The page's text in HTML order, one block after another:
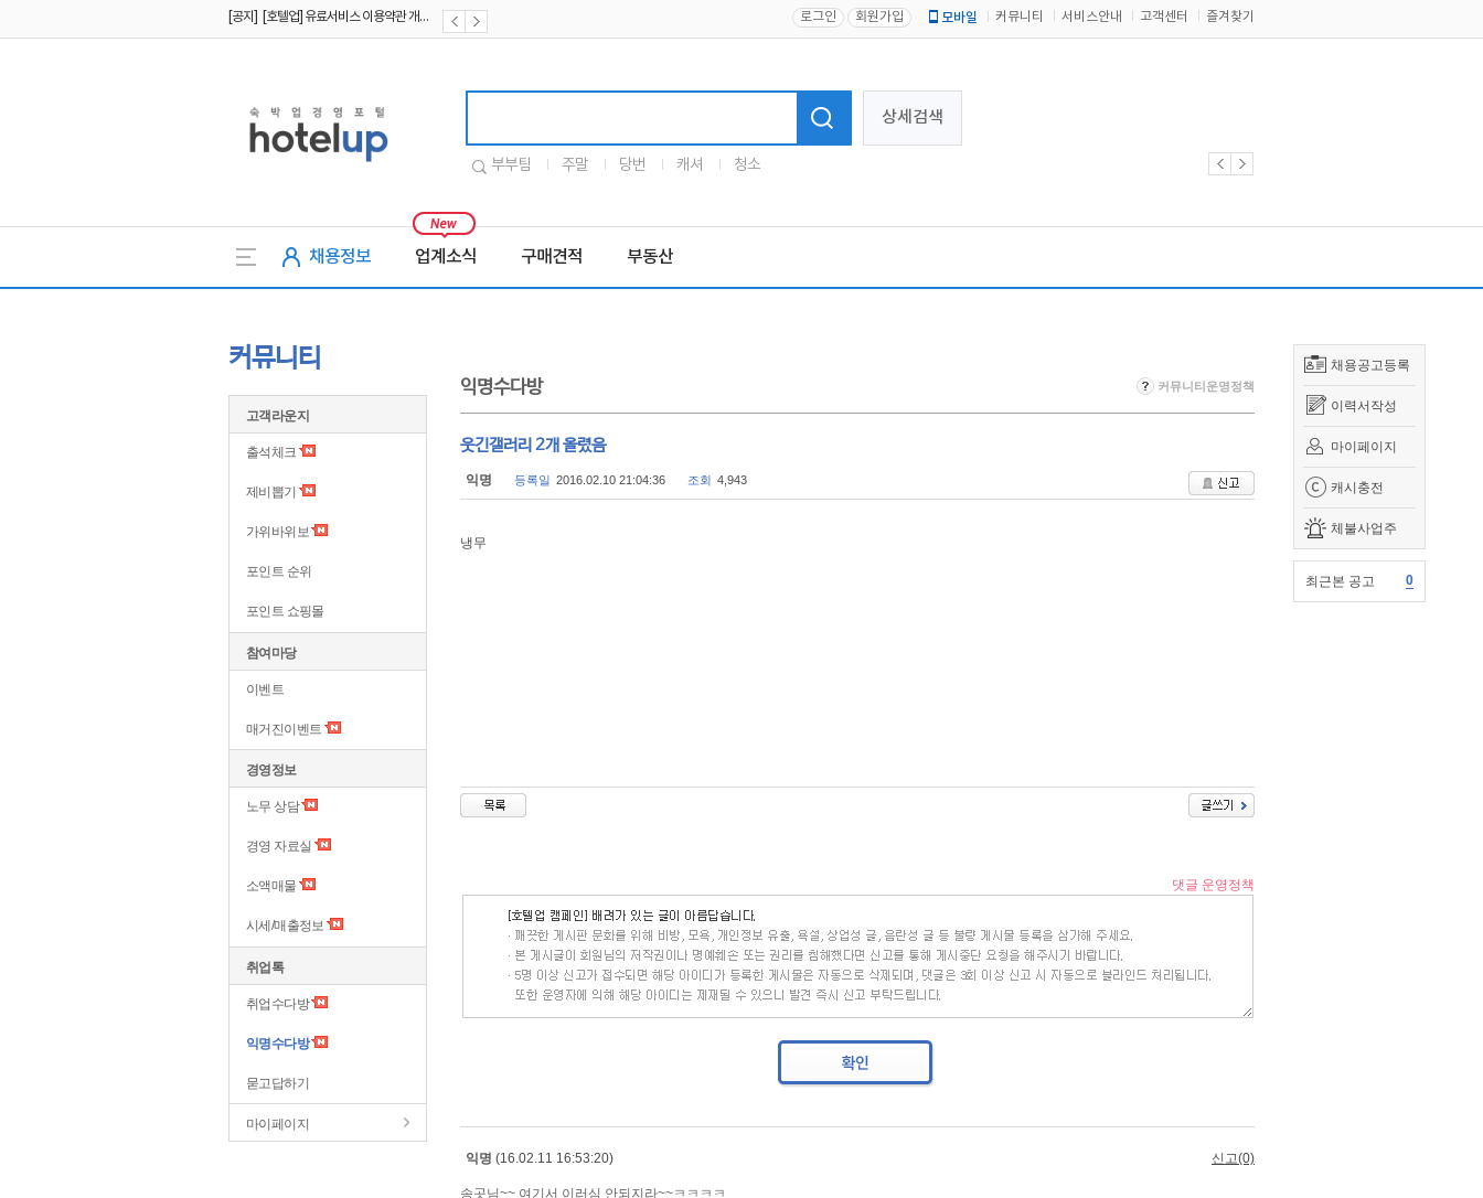
[공지] [호텔업] 개인정보 처리방침 개정본2 (19.09.02) 로그인 회원가입 모바일 커뮤니티 서비스안내 고객센터 즐겨찾기
상세검색
부부팀 주말 당번 캐셔 청소
채용정보 업계소식 구매견적 부동산
채용공고등록
이력서작성
마이페이지
캐시충전
체불사업주
최근본 공고 0
커뮤니티
고객라운지
출석체크
제비뽑기
가위바위보
포인트 순위
포인트 쇼핑몰
참여마당
이벤트
매거진이벤트
경영정보
노무 상담
경영 자료실
소액매물
시세/매출정보
취업톡
취업수다방
익명수다방
묻고답하기
마이페이지
익명수다방 커뮤니티운영정책
웃긴갤러리 2개 올렸음
익명 등록일 2016.02.10 21:04:36 조회 4,943
냉무